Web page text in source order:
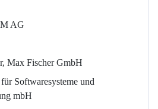
AG
Max Fischer GmbH
Softwaresysteme und
mbH